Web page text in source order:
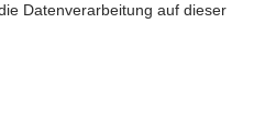
Datenverarbeitung auf dieser